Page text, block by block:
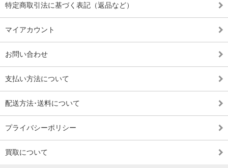
特定商取引法に基づく表記（返品など）
マイアカウント
お問い合わせ
支払い方法について
配送方法･送料について
プライバシーポリシー
買取について